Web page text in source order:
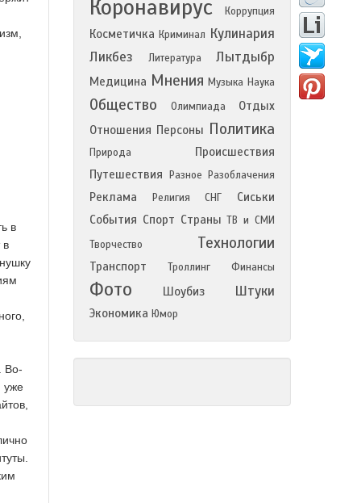
в
в
Во-
уже
Коронавирус Коррупция
Косметичка Криминал Кулинария
Ликбез
Литература Лытдыбр
Медицина Мнения Музыка Наука
Общество Олимпиада
Отдых
Отношения Персоны Политика
Природа
Происшествия
Путешествия
Разное Разоблачения
Реклама Религия СНГ
Сиськи
События Спорт Страны ТВ и СМИ
Творчество
Технологии
Транспорт Троллинг Финансы
Фото Шоубиз Штуки
Экономика Юмор